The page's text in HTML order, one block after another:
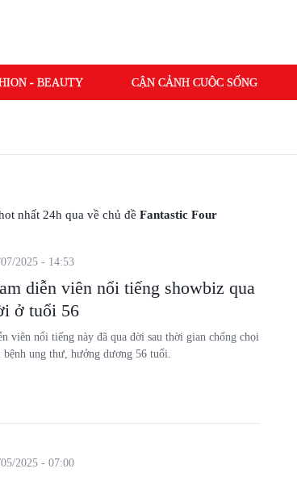
- BEAUTY CẬN CẢNH CUỘC SỐNG
nhất 24h qua về chủ đề Fantastic Four
diễn viên nổi tiếng showbiz qua
ở tuổi 56
2025 - 14:53
viên nổi tiếng này đã qua đời sau thời gian chống chọi
bệnh ung thư, hưởng dương 56 tuổi.
2025 - 07:00